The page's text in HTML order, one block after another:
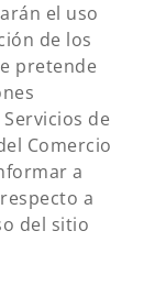
el uso
de los
pretende
de
Comercio
a
a
del sitio